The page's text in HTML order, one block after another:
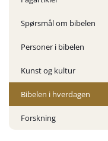
Spørsmål om bibelen
Personer i bibelen
Kunst og kultur
Bibelen i hverdagen
Forskning